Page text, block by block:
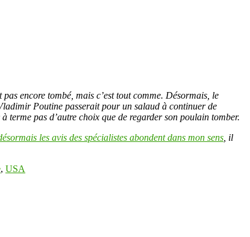
encore tombé, mais c’est tout comme. Désormais, le
Poutine passerait pour un salaud à continuer de
pas d’autre choix que de regarder son poulain tomber.
les avis des spécialistes abondent dans mon sens , il
, USA